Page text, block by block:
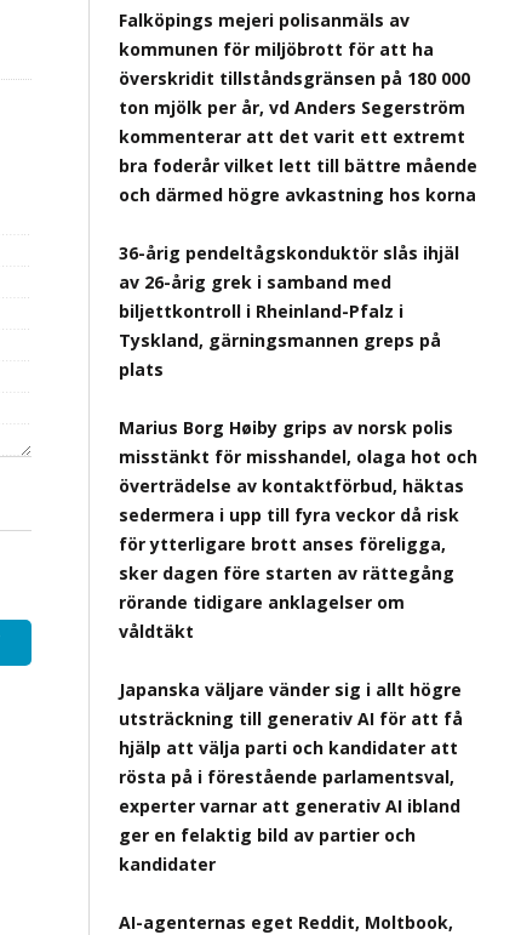
Falköpings mejeri polisanmäls av
kommunen för miljöbrott för att ha
överskridit tillståndsgränsen på 180 000
ton mjölk per år, vd Anders Segerström
kommenterar att det varit ett extremt
bra foderår vilket lett till bättre mående
och därmed högre avkastning hos korna
36-årig pendeltågskonduktör slås ihjäl
av 26-årig grek i samband med
biljettkontroll i Rheinland-Pfalz i
Tyskland, gärningsmannen greps på
plats
Marius Borg Høiby grips av norsk polis
misstänkt för misshandel, olaga hot och
överträdelse av kontaktförbud, häktas
sedermera i upp till fyra veckor då risk
för ytterligare brott anses föreligga,
sker dagen före starten av rättegång
rörande tidigare anklagelser om
våldtäkt
Japanska väljare vänder sig i allt högre
utsträckning till generativ AI för att få
hjälp att välja parti och kandidater att
rösta på i förestående parlamentsval,
experter varnar att generativ AI ibland
ger en felaktig bild av partier och
kandidater
AI-agenternas eget Reddit, Moltbook,